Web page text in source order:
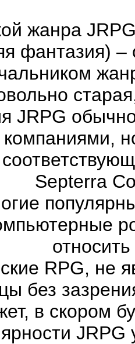
жанра
фантазия) –
JRPG
Septerra
RPG, не
без
в скором
JRPG